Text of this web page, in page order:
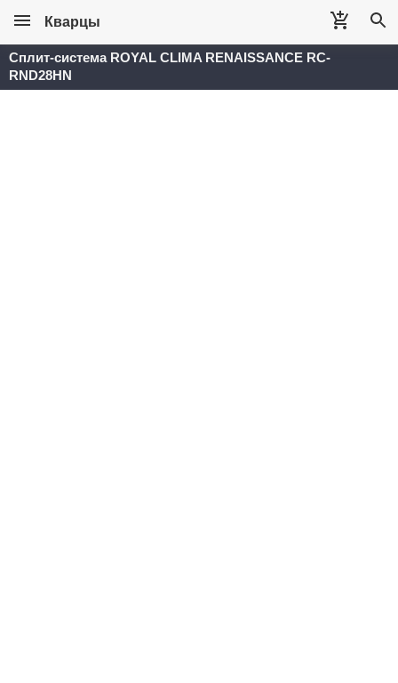
Кварцы
Сплит-система ROYAL CLIMA RENAISSANCE RC-
RND28HN